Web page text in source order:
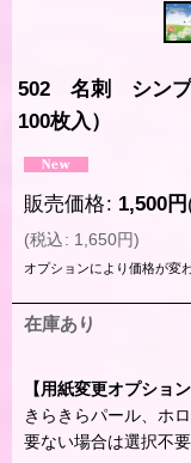
502 名刺 シンプ
100枚入）
販売価格: 1,500円
(税込: 1,650円)
オプションにより価格が変
在庫あり
【用紙変更オプショ
きらきらパール、ホ
要ない場合は選択不